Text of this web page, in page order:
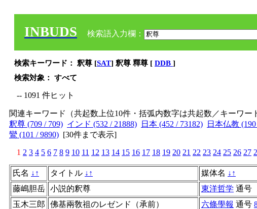
INBUDS 検索語入力欄：
検索キーワード： 釈尊 [SAT] 釈尊 釋尊 [ DDB ]
検索対象： すべて
-- 1091 件ヒット
関連キーワード（共起数上位10件・括弧内数字は共起数／キーワ
釈尊 (709 / 709) インド (532 / 21888) 日本 (452 / 73182) 日本仏教
鸞 (101 / 9890) [30件まで表示]
1 2 3 4 5 6 7 8 9 10 11 12 13 14 15 16 17 18 19 20 21 22 23 24 25 26 27
氏名 ↓ ↑ タイトル ↓ ↑ 媒体名 ↓ ↑
藤嶋胆岳 小説的釈尊 東洋哲学 通号
玉木三郎
佛基兩敎祖のレゼンド（承前） 六條學報 通号